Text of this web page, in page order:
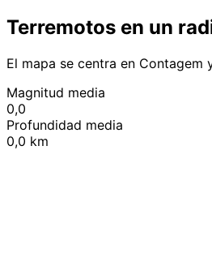
Terremotos en un
El mapa se centra en
Magnitud media
0,0
Profundidad media
0,0 km